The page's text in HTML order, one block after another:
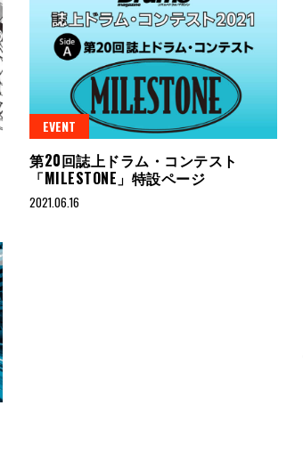
EVENT
第20回誌上ドラム・コンテスト
「MILESTONE」特設ページ
2021.06.16